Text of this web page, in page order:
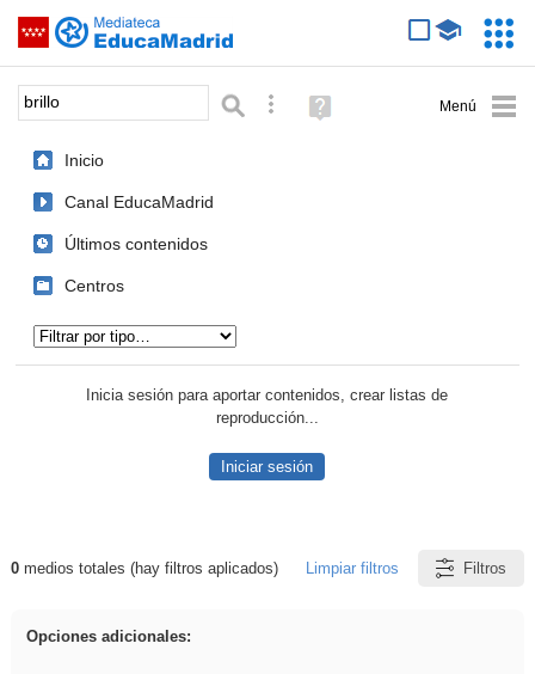
Saltar navegación
Palabra o frase: Búsqueda avanzada
Ayuda
(en
Inicio
Canal EducaMadrid
Últimos contenidos
Centros
Inicia sesión para aportar contenidos, crear listas de
reproducción...
Iniciar sesión
Resultados de: brillo
0medios totales (hay filtros aplicados) Limpiar filtros Filtros
Opciones adicionales: